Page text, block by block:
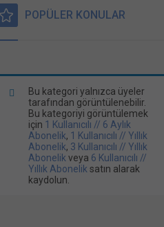
POPÜLER KONULAR
Bu kategori yalnızca üyeler
tarafından görüntülenebilir.
Bu kategoriyi görüntülemek
için 1 Kullanıcılı // 6 Aylık
Abonelik, 1 Kullanıcılı // Yıllık
Abonelik, 3 Kullanıcılı // Yıllık
Abonelik veya 6 Kullanıcılı //
Yıllık Abonelik satın alarak
kaydolun.